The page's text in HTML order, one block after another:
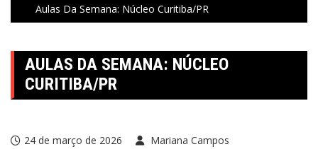
Aulas Da Semana: Núcleo Curitiba/PR
AULAS DA SEMANA: NÚCLEO
CURITIBA/PR
24 de março de 2026
Mariana Campos